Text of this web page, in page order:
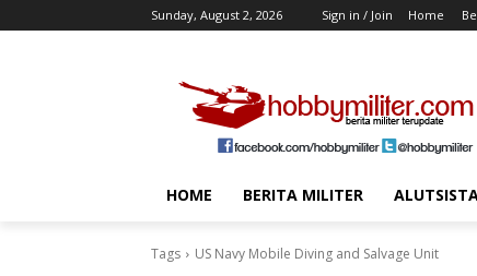
Sunday, August 2, 2026 Sign in / Join Home
HOME BERITA MILITER
Tags US Navy Mobile Diving and Salvage Unit